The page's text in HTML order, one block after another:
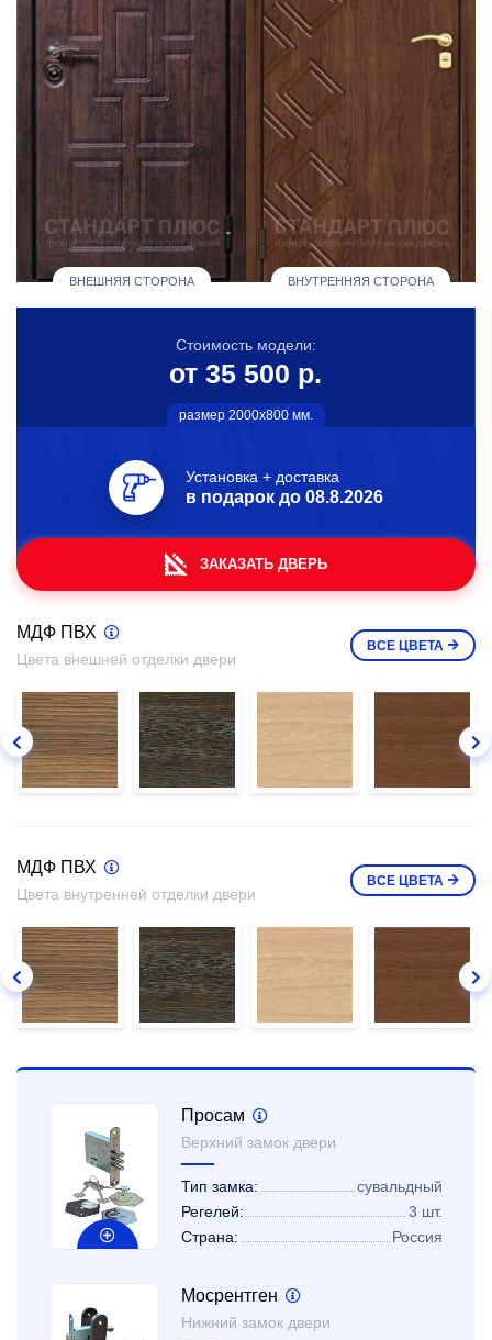
ВНЕШНЯЯ СТОРОНА ВНУТРЕННЯЯ СТОРОНА
Стоимость модели:
от 35 500 р.
размер 2000х800 мм.
Установка + доставка
в подарок до 08.8.2026
ЗАКАЗАТЬ ДВЕРЬ
МДФ ПВХ
Цвета внешней отделки двери
ВСЕ ЦВЕТА
МДФ ПВХ
Цвета внутренней отделки двери
ВСЕ ЦВЕТА
Просам
Верхний замок двери
Тип замка:
сувальдный
Регелей:
3 шт.
Страна:
Россия
Мосрентген
Нижний замок двери